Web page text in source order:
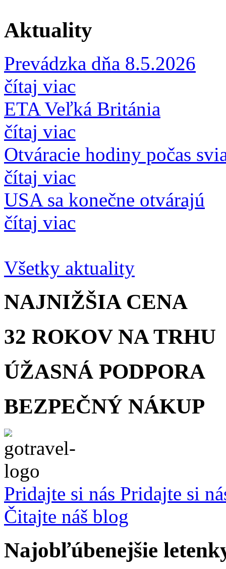
Aktuality
Prevádzka dňa 8.5.2026
čítaj viac
ETA Veľká Británia
čítaj viac
Otváracie hodiny počas
čítaj viac
USA sa konečne otvárajú
čítaj viac
Všetky aktuality
NAJNIŽŠIA CENA
32 ROKOV NA TRHU
ÚŽASNÁ PODPORA
BEZPEČNÝ NÁKUP
Pridajte si nás Pridajte si
Čitajte náš blog
Najobľúbenejšie